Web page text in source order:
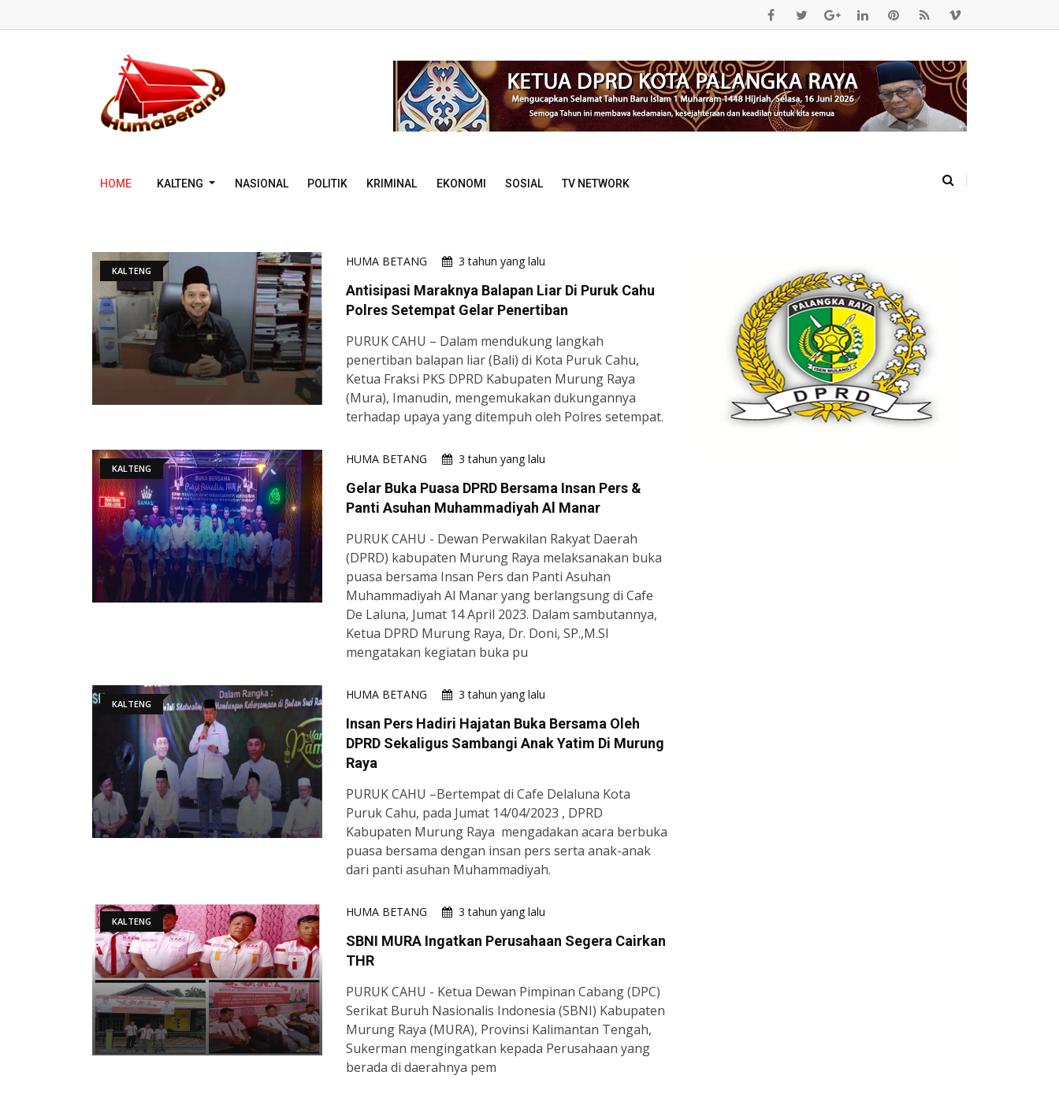
HOME KALTENG NASIONAL POLITIK KRIMINAL EKONOMI SOSIAL TV NETWORK
KALTENG
HUMA BETANG 3 tahun yang lalu
Antisipasi Maraknya Balapan Liar Di Puruk Cahu
Polres Setempat Gelar Penertiban
PURUK CAHU – Dalam mendukung langkah
penertiban balapan liar (Bali) di Kota Puruk Cahu,
Ketua Fraksi PKS DPRD Kabupaten Murung Raya
(Mura), Imanudin, mengemukakan dukungannya
terhadap upaya yang ditempuh oleh Polres setempat.
KALTENG
HUMA BETANG 3 tahun yang lalu
Gelar Buka Puasa DPRD Bersama Insan Pers &
Panti Asuhan Muhammadiyah Al Manar
PURUK CAHU - Dewan Perwakilan Rakyat Daerah
(DPRD) kabupaten Murung Raya melaksanakan buka
puasa bersama Insan Pers dan Panti Asuhan
Muhammadiyah Al Manar yang berlangsung di Cafe
De Laluna, Jumat 14 April 2023. Dalam sambutannya,
Ketua DPRD Murung Raya, Dr. Doni, SP.,M.SI
mengatakan kegiatan buka pu
KALTENG
HUMA BETANG 3 tahun yang lalu
Insan Pers Hadiri Hajatan Buka Bersama Oleh
DPRD Sekaligus Sambangi Anak Yatim Di Murung
Raya
PURUK CAHU –Bertempat di Cafe Delaluna Kota
Puruk Cahu, pada Jumat 14/04/2023 , DPRD
Kabupaten Murung Raya mengadakan acara berbuka
puasa bersama dengan insan pers serta anak-anak
dari panti asuhan Muhammadiyah.
KALTENG
HUMA BETANG 3 tahun yang lalu
SBNI MURA Ingatkan Perusahaan Segera Cairkan
THR
PURUK CAHU - Ketua Dewan Pimpinan Cabang (DPC)
Serikat Buruh Nasionalis Indonesia (SBNI) Kabupaten
Murung Raya (MURA), Provinsi Kalimantan Tengah,
Sukerman mengingatkan kepada Perusahaan yang
berada di daerahnya pem